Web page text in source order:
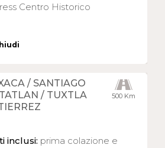
Centro Historico
500 Km
/ SANTIAGO
/ TUXTLA
inclusi: prima colazione e